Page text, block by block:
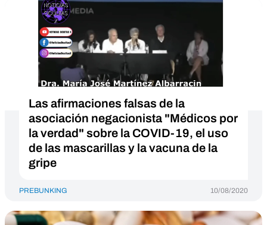
Las afirmaciones falsas de la
asociación negacionista "Médicos por
la verdad" sobre la COVID-19, el uso
de las mascarillas y la vacuna de la
gripe
PREBUNKING 10/08/2020